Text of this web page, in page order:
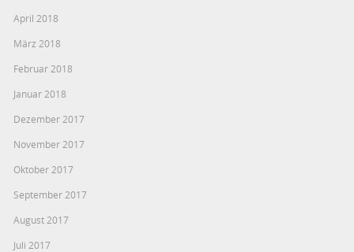
April 2018
März 2018
Februar 2018
Januar 2018
Dezember 2017
November 2017
Oktober 2017
September 2017
August 2017
Juli 2017